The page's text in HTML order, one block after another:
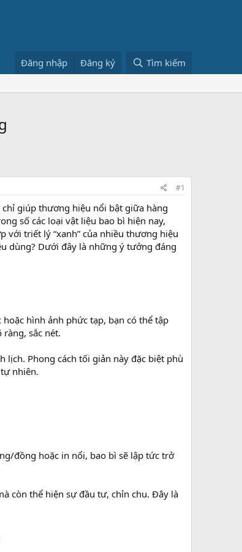
Đăng nhập Đăng ký Tìm kiếm
#1
giúp thương hiệu nổi bật giữa hàng
số các loại vật liệu bao bì hiện nay,
triết lý “xanh” của nhiều thương hiệu
dùng? Dưới đây là những ý tưởng đáng
hình ảnh phức tạp, bạn có thể tập
sắc nét.
Phong cách tối giản này đặc biệt phù
nhiên.
đồng hoặc in nổi, bao bì sẽ lập tức trở
còn thể hiện sự đầu tư, chỉn chu. Đây là